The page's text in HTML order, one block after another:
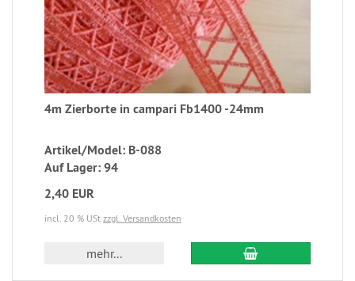
4m Zierborte in campari Fb1400 -24mm
Artikel/Model: B-088
Auf Lager: 94
2,40 EUR
incl. 20 % USt zzgl. Versandkosten
mehr...